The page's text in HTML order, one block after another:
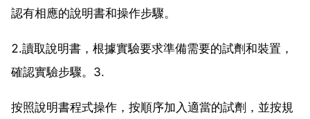
認有相應的說明書和操作步驟。
2.讀取說明書，根據實驗要求準備需要的試劑和裝置，
確認實驗步驟。3.
按照說明書程式操作，按順序加入適當的試劑，並按規